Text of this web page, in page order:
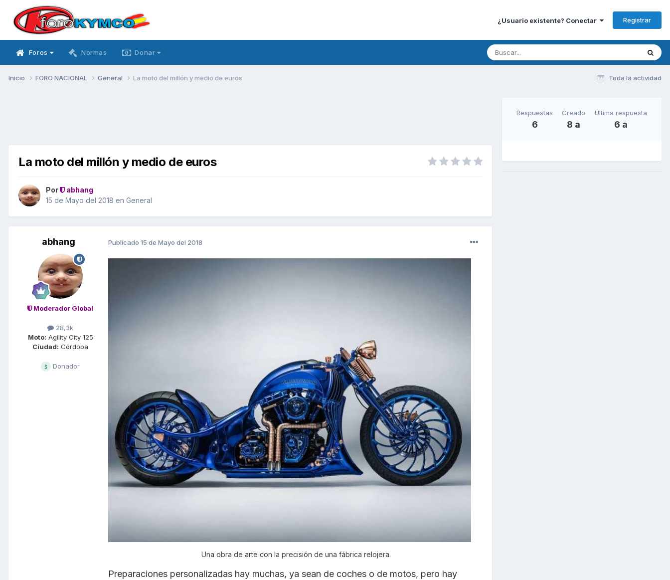
¿Usuario existente? Conectar Registrar
Foros Normas Donar
Toda la actividad
Inicio FORO NACIONAL General La moto del millón y medio de euros
La moto del millón y medio de euros
Por
abhang
15 de Mayo del 2018 en General
abhang
Moderador Global
28,3k
Moto: Agility City 125
Ciudad: Córdoba
Donador
Publicado 15 de Mayo del 2018
Una obra de arte con la precisión de una fábrica relojera.
Preparaciones personalizadas hay muchas, ya sean de coches o de motos, pero hay
Respuestas
6
Creado
8 a
Última respuesta
6 a